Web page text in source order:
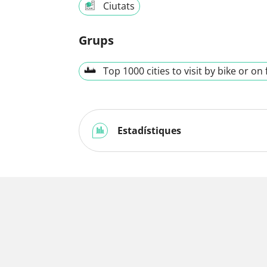
Ciutats
Grups
Top 1000 cities to visit by bike or on
Estadístiques